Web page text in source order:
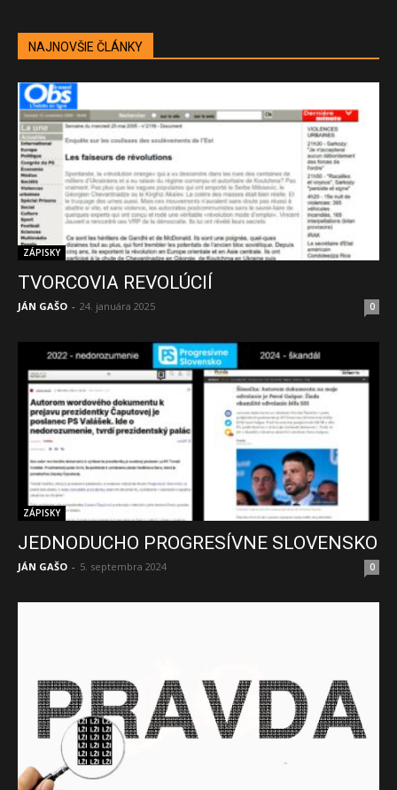
NAJNOVŠIE ČLÁNKY
ZÁPISKY
TVORCOVIA REVOLÚCIÍ
JÁN GAŠO - 24. januára 2025 0
ZÁPISKY
JEDNODUCHO PROGRESÍVNE SLOVENSKO
JÁN GAŠO - 5. septembra 2024 0